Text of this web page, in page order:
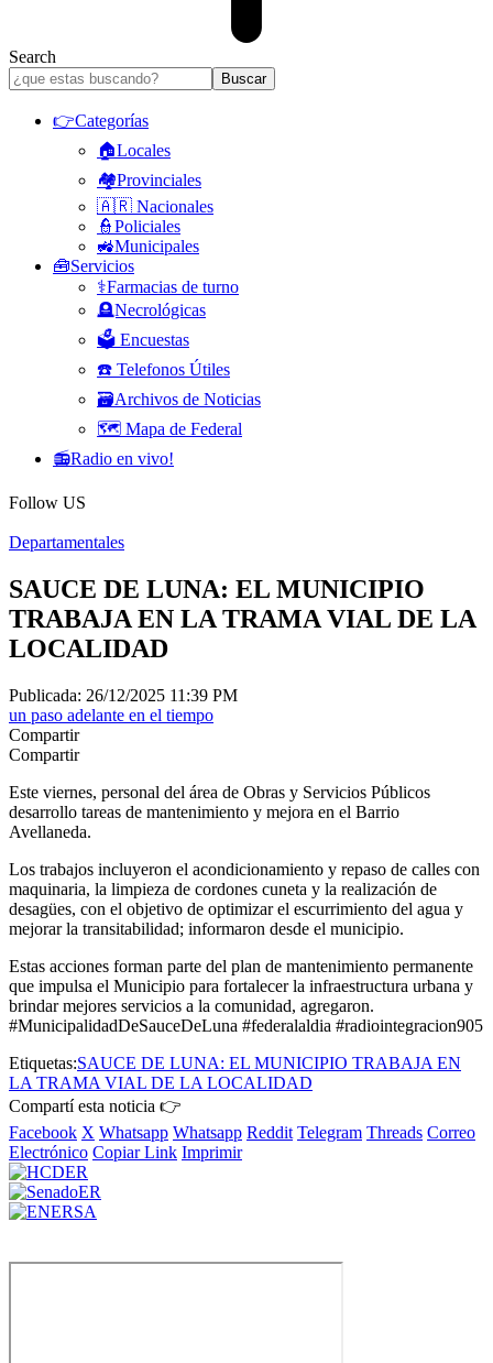
Search
👉Categorías
🏠Locales
🏘️Provinciales
🇦🇷 Nacionales
👮Policiales
🚜Municipales
🧰Servicios
⚕️Farmacias de turno
🪦Necrológicas
🗳️ Encuestas
☎️ Telefonos Útiles
🗃️Archivos de Noticias
🗺️ Mapa de Federal
📻Radio en vivo!
Follow US
Departamentales
SAUCE DE LUNA: EL MUNICIPIO
TRABAJA EN LA TRAMA VIAL DE LA
LOCALIDAD
Publicada: 26/12/2025 11:39 PM
un paso adelante en el tiempo
Compartir
Compartir
Este viernes, personal del área de Obras y Servicios Públicos
desarrollo tareas de mantenimiento y mejora en el Barrio
Avellaneda.
Los trabajos incluyeron el acondicionamiento y repaso de calles con
maquinaria, la limpieza de cordones cuneta y la realización de
desagües, con el objetivo de optimizar el escurrimiento del agua y
mejorar la transitabilidad; informaron desde el municipio.
Estas acciones forman parte del plan de mantenimiento permanente
que impulsa el Municipio para fortalecer la infraestructura urbana y
brindar mejores servicios a la comunidad, agregaron.
#MunicipalidadDeSauceDeLuna #federalaldia #radiointegracion905
Etiquetas:SAUCE DE LUNA: EL MUNICIPIO TRABAJA EN
LA TRAMA VIAL DE LA LOCALIDAD
Compartí esta noticia 👉
Facebook X Whatsapp Whatsapp Reddit Telegram Threads Correo
Electrónico Copiar Link Imprimir